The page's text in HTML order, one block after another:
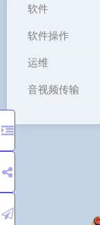
软件
软件操作
运维
音视频传输